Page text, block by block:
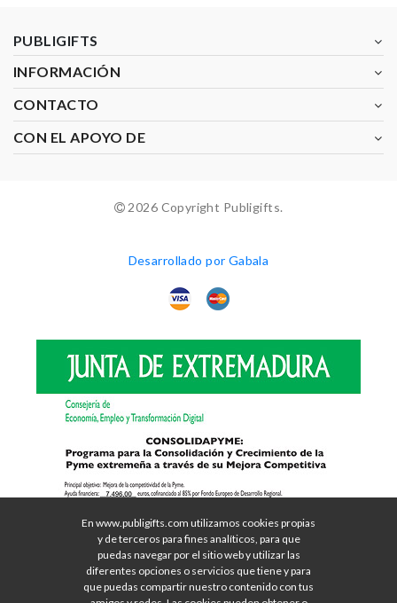
PUBLIGIFTS
INFORMACIÓN
CONTACTO
CON EL APOYO DE
2026 Copyright Publigifts.
Desarrollado por Gabala
En www.publigifts.com utilizamos cookies propias
y de terceros para fines analíticos, para que
puedas navegar por el sitio web y utilizar las
diferentes opciones o servicios que tiene y para
que puedas compartir nuestro contenido con tus